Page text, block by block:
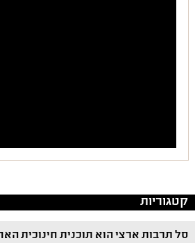
קטגוריות
סל תרבות ארצי הוא תוכנית חינוכית